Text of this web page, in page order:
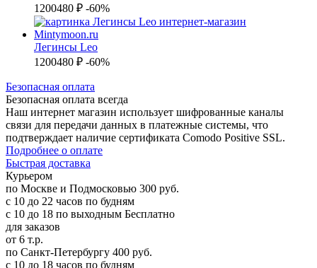
1200480 ₽ -60%
Легинсы Leo
1200480 ₽ -60%
Безопасная оплата
Безопасная оплата всегда
Наш интернет магазин использует шифрованные каналы
связи для передачи данных в платежные системы, что
подтверждает наличие сертификата Comodo Positive SSL.
Подробнее о оплате
Быстрая доставка
Курьером
по Москве и Подмосковью 300 руб.
с 10 до 22 часов по будням
с 10 до 18 по выходным Бесплатно
для заказов
от 6 т.р.
по Санкт-Петербургу 400 руб.
с 10 до 18 часов по будням